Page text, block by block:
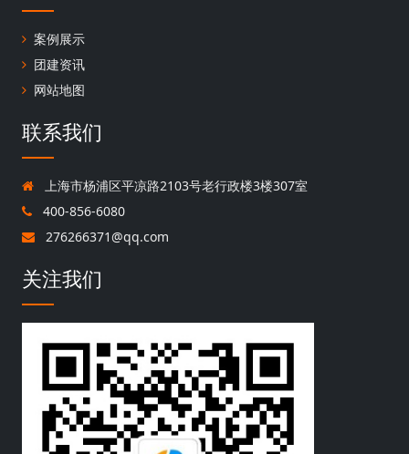
案例展示
团建资讯
网站地图
联系我们
上海市杨浦区平凉路2103号老行政楼3楼307室
400-856-6080
276266371@qq.com
关注我们